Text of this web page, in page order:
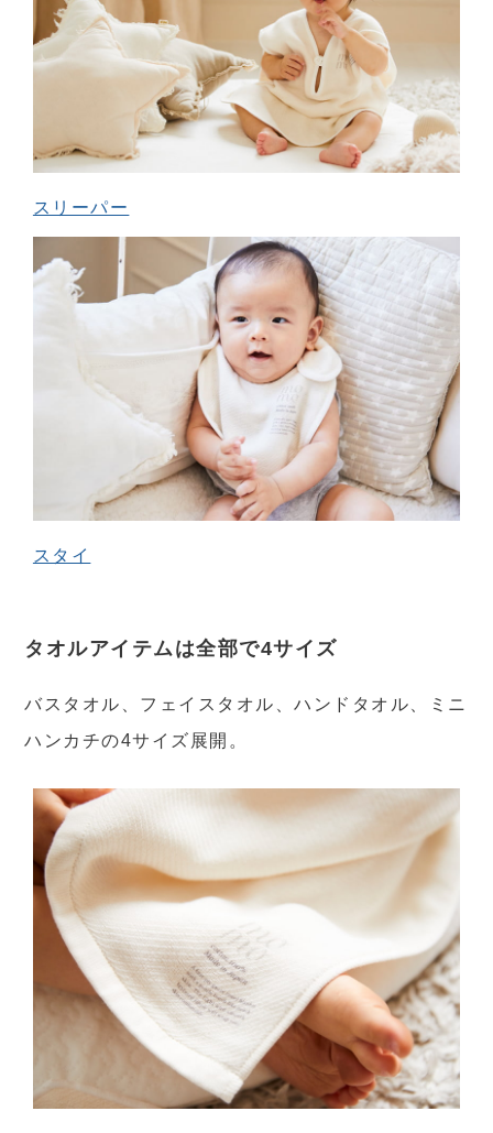
スリーパー
スタイ
タオルアイテムは全部で4サイズ
バスタオル、フェイスタオル、ハンドタオル、ミニ
ハンカチの4サイズ展開。